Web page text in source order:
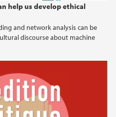
help us develop ethical
and network analysis can be
discourse about machine